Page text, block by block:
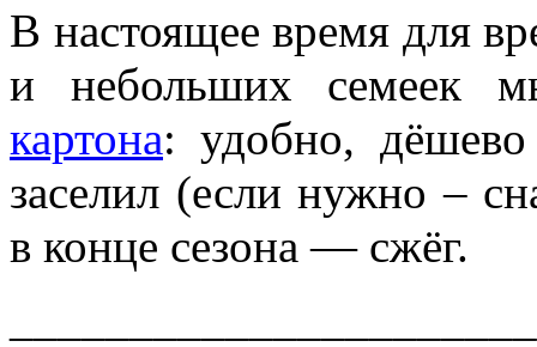
В настоящее время для
и небольших семеек
картона: удобно,
заселил (если нужно –
в конце сезона — сжёг.